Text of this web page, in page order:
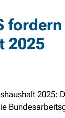
fordern
2025
2025: